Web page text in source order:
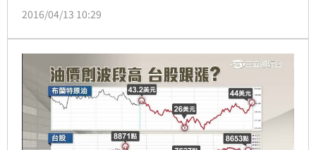
露，金管會以偵查不公開為原則，不肯透露，場內火藥
2016/04/13 10:29